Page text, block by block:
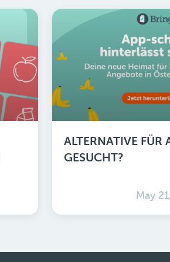
ALTERNATIVE FÜR
GESUCHT?
May